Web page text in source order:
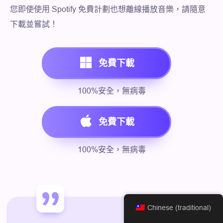
您即使使用 Spotify 免費計劃也想離線播放音樂，請隨意
下載並嘗試！
免費下載
100%安全，無病毒
免費下載
100%安全，無病毒
Chinese (traditional)